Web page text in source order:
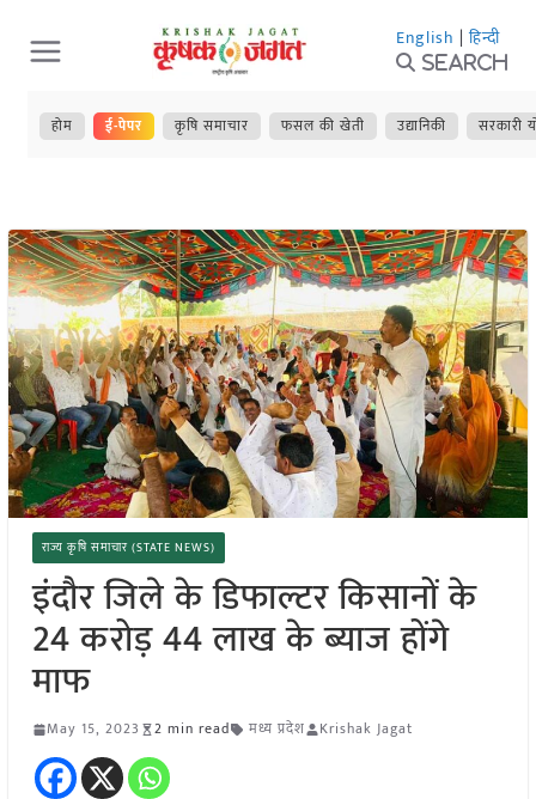
Skip
to
content
English | हिन्दी
Search
होम ई-पेपर कृषि समाचार फसल की खेती उद्यानिकी सरकारी
राज्य कृषि समाचार (STATE NEWS)
इंदौर जिले के डिफाल्टर किसानों के
24 करोड़ 44 लाख के ब्याज होंगे
माफ
May 15, 2023 2 min read मध्य प्रदेश Krishak Jagat